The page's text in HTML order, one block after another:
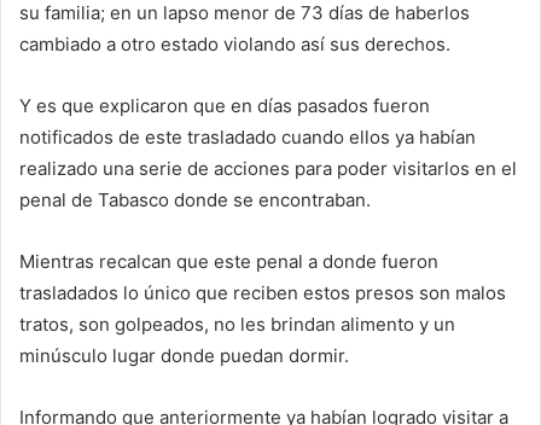
su familia; en un lapso menor de 73 días de haberlos
cambiado a otro estado violando así sus derechos.
Y es que explicaron que en días pasados fueron
notificados de este trasladado cuando ellos ya habían
realizado una serie de acciones para poder visitarlos en el
penal de Tabasco donde se encontraban.
Mientras recalcan que este penal a donde fueron
trasladados lo único que reciben estos presos son malos
tratos, son golpeados, no les brindan alimento y un
minúsculo lugar donde puedan dormir.
Informando que anteriormente ya habían logrado visitar a